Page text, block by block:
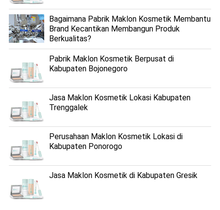
Bagaimana Pabrik Maklon Kosmetik Membantu
Brand Kecantikan Membangun Produk
Berkualitas?
Pabrik Maklon Kosmetik Berpusat di
Kabupaten Bojonegoro
Jasa Maklon Kosmetik Lokasi Kabupaten
Trenggalek
Perusahaan Maklon Kosmetik Lokasi di
Kabupaten Ponorogo
Jasa Maklon Kosmetik di Kabupaten Gresik